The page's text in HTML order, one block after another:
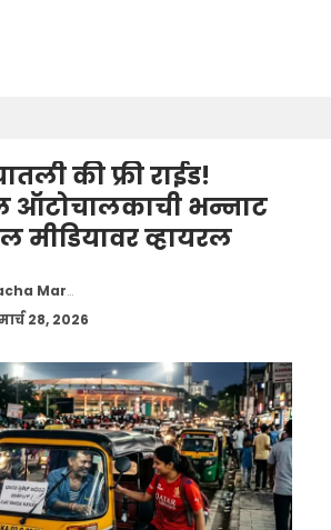
की फ्री राईड!
भन्नाट
व्हायरल
Marathi
28, 2026